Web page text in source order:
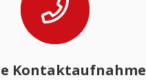
Kontaktaufnahme